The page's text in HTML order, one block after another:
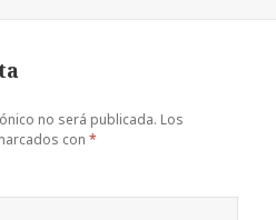
no será publicada. Los
con*